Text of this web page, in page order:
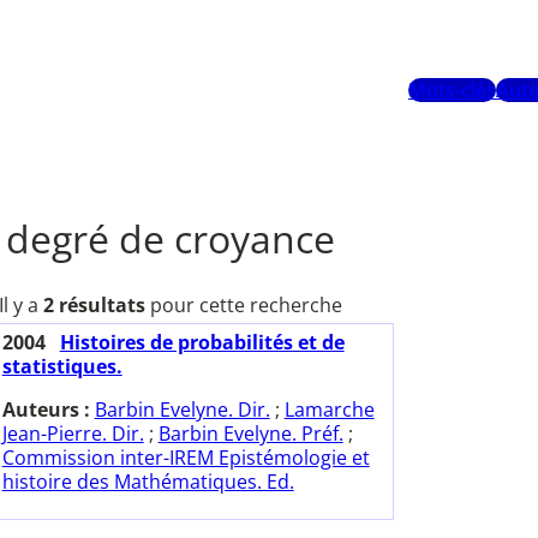
Mots-clés
degré de croyance
Il y a 2 résultats pour cette recherche
2004
Histoires de probabilités et de
statistiques.
Auteurs : Barbin Evelyne. Dir. ; Lamarche
Jean-Pierre. Dir. ; Barbin Evelyne. Préf. ;
Commission inter-IREM Epistémologie et
histoire des Mathématiques. Ed.